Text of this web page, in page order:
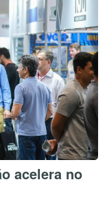
acelera no